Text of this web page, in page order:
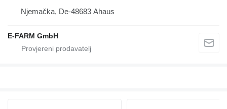
Njemačka, De-48683 Ahaus
E-FARM GmbH